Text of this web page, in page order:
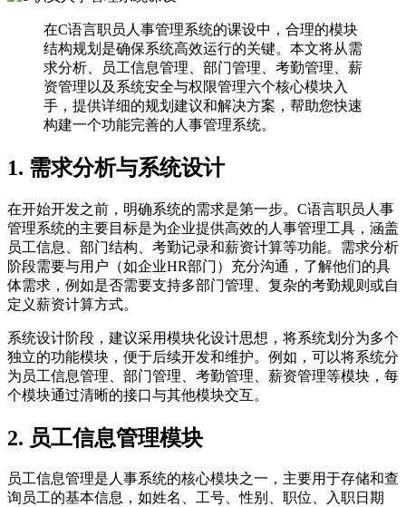
在C语言职员人事管理系统的课设中，合理的模块
结构规划是确保系统高效运行的关键。本文将从需
求分析、员工信息管理、部门管理、考勤管理、薪
资管理以及系统安全与权限管理六个核心模块入
手，提供详细的规划建议和解决方案，帮助您快速
构建一个功能完善的人事管理系统。
1. 需求分析与系统设计
在开始开发之前，明确系统的需求是第一步。C语言职员人事
管理系统的主要目标是为企业提供高效的人事管理工具，涵盖
员工信息、部门结构、考勤记录和薪资计算等功能。需求分析
阶段需要与用户（如企业HR部门）充分沟通，了解他们的具
体需求，例如是否需要支持多部门管理、复杂的考勤规则或自
定义薪资计算方式。
系统设计阶段，建议采用模块化设计思想，将系统划分为多个
独立的功能模块，便于后续开发和维护。例如，可以将系统分
为员工信息管理、部门管理、考勤管理、薪资管理等模块，每
个模块通过清晰的接口与其他模块交互。
2. 员工信息管理模块
员工信息管理是人事系统的核心模块之一，主要用于存储和查
询员工的基本信息，如姓名、工号、性别、职位、入职日期